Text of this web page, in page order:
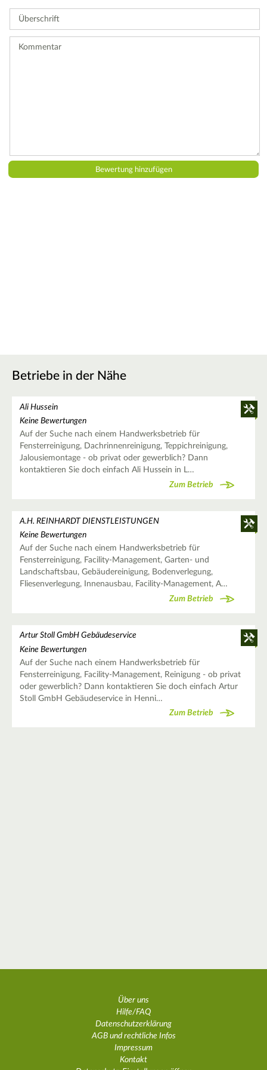
eine
Betriebe in der Nähe
Ali Hussein
Keine Bewertungen
Auf der Suche nach einem Handwerksbetrieb für
Fensterreinigung, Dachrinnenreinigung, Teppichreinigung,
Jalousiemontage - ob privat oder gewerblich? Dann
kontaktieren Sie doch einfach Ali Hussein in L…
Zum Betrieb
A.H. REINHARDT DIENSTLEISTUNGEN
Keine Bewertungen
Auf der Suche nach einem Handwerksbetrieb für
Fensterreinigung, Facility-Management, Garten- und
Landschaftsbau, Gebäudereinigung, Bodenverlegung,
Fliesenverlegung, Innenausbau, Facility-Management, A…
Zum Betrieb
Artur Stoll GmbH Gebäudeservice
Keine Bewertungen
Auf der Suche nach einem Handwerksbetrieb für
Fensterreinigung, Facility-Management, Reinigung - ob privat
oder gewerblich? Dann kontaktieren Sie doch einfach Artur
Stoll GmbH Gebäudeservice in Henni…
Zum Betrieb
Über uns
Hilfe/FAQ
Datenschutzerklärung
AGB und rechtliche Infos
Impressum
Kontakt